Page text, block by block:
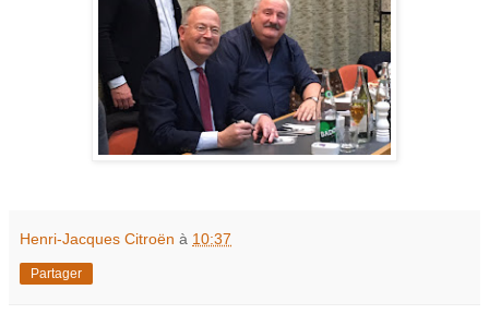
Henri-Jacques Citroën à 10:37
Partager